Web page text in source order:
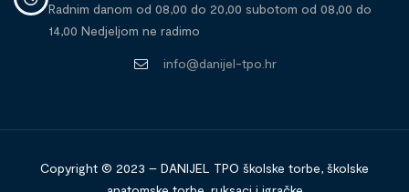
Radnim danom od 08,00 do 20,00 subotom od 08,00 do
14,00 Nedjeljom ne radimo
info@danijel-tpo.hr
Copyright © 2023 – DANIJEL TPO školske torbe, školske